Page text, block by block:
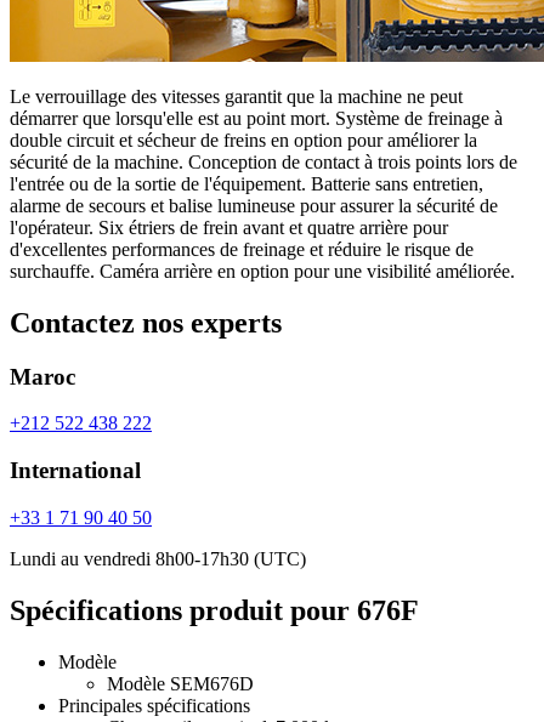
Le verrouillage des vitesses garantit que la machine ne peut
démarrer que lorsqu'elle est au point mort. Système de freinage à
double circuit et sécheur de freins en option pour améliorer la
sécurité de la machine. Conception de contact à trois points lors de
l'entrée ou de la sortie de l'équipement. Batterie sans entretien,
alarme de secours et balise lumineuse pour assurer la sécurité de
l'opérateur. Six étriers de frein avant et quatre arrière pour
d'excellentes performances de freinage et réduire le risque de
surchauffe. Caméra arrière en option pour une visibilité améliorée.
Contactez nos experts
Maroc
+212 522 438 222
International
+33 1 71 90 40 50
Lundi au vendredi 8h00-17h30 (UTC)
Spécifications produit pour 676F
Modèle
Modèle SEM676D
Principales spécifications